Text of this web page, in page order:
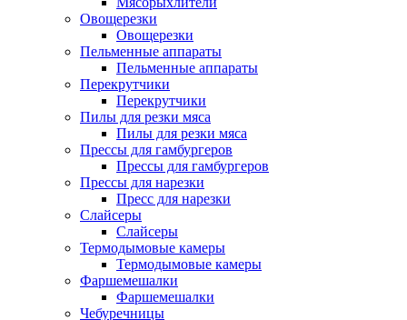
Овощерезки
Овощерезки
Пельменные аппараты
Пельменные аппараты
Перекрутчики
Перекрутчики
Пилы для резки мяса
Пилы для резки мяса
Прессы для гамбургеров
Прессы для гамбургеров
Прессы для нарезки
Пресс для нарезки
Слайсеры
Слайсеры
Термодымовые камеры
Термодымовые камеры
Фаршемешалки
Фаршемешалки
Чебуречницы